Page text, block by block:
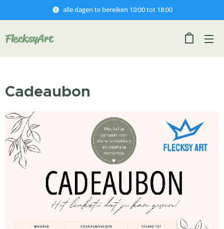
alle dagen te bereiken 10:00 tot 18:00
FlecksyArt
Cadeaubon